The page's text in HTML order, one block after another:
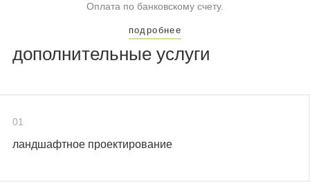
Оплата по банковскому счету.
подробнее
дополнительные услуги
01
ландшафтное проектирование